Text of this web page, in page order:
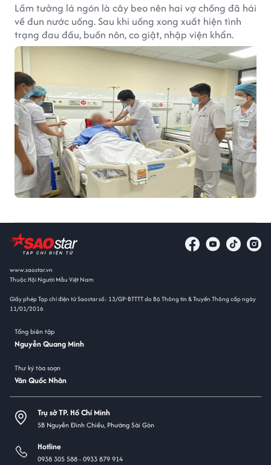
Lầm tưởng lá ngón là cây beo nên hai vợ chồng đã hái
về đun nước uống. Sau khi uống xong xuất hiện tình
trạng đau đầu, buồn nôn, co giật, nhập viện khẩn.
www.saostar.vn
Thuộc Hội Người Mẫu Việt Nam
Giấy phép Tạp chí điện tử Saostar số: 13/GP-BTTTT do Bộ Thông tin & Truyền Thông cấp ngày
11/01/2016
Tổng biên tập
Nguyễn Quang Minh
Thư ký tòa soạn
Văn Quốc Nhân
Trụ sở TP. Hồ Chí Minh
5B Nguyễn Đình Chiểu, Phường Sài Gòn
Hotline
0938 305 588 -0933 879 914